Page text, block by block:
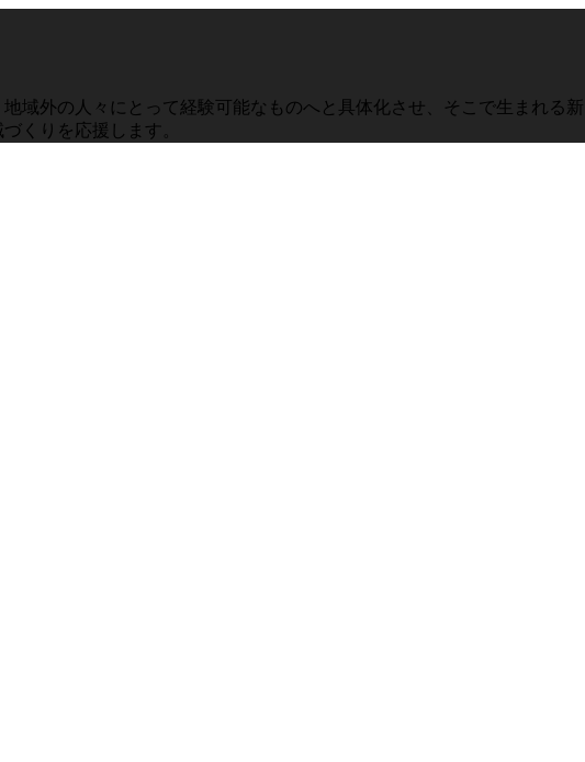
域外の人々にとって経験可能なものへと具体化させ、そこで生まれる
くりを応援します。